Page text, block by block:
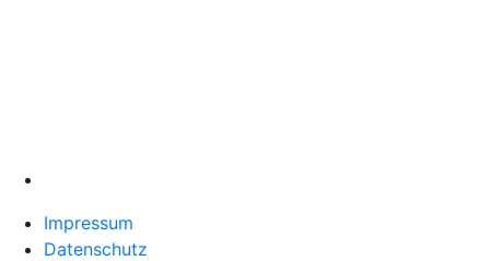
Impressum
Datenschutz